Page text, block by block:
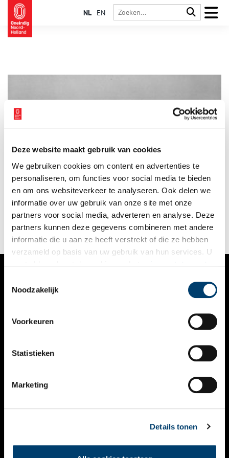
Deze website maakt gebruik van cookies
We gebruiken cookies om content en advertenties te
personaliseren, om functies voor social media te bieden
en om ons websiteverkeer te analyseren. Ook delen we
informatie over uw gebruik van onze site met onze
partners voor social media, adverteren en analyse. Deze
partners kunnen deze gegevens combineren met andere
informatie die u aan ze heeft verstrekt of die ze hebben
verzameld op basis van uw gebruik van hun services. U
Noodzakelijk
Voorkeuren
Statistieken
Marketing
Details tonen
NL EN
In 1973 vond er een ware revolutie voor Nederlandse
naturisten plaats, toen het Noord-Hollandse dorp Callantsoog
als eerste een gelegaliseerd naaktstrand kreeg. Maar dat ging
niet zonder slag of stoot.
VERHALEN
KALENDER
THEMA’S
VIDEO’S
CONTACT